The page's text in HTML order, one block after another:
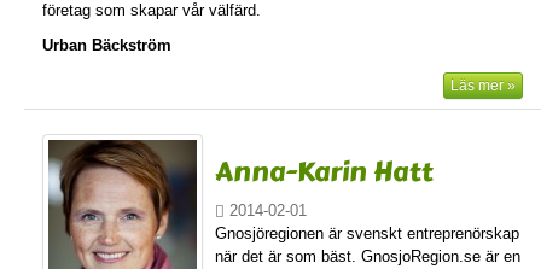
företag som skapar vår välfärd.
Urban Bäckström
Läs mer »
Anna-Karin Hatt
2014-02-01
Gnosjöregionen är svenskt entreprenörskap
när det är som bäst. GnosjoRegion.se är en